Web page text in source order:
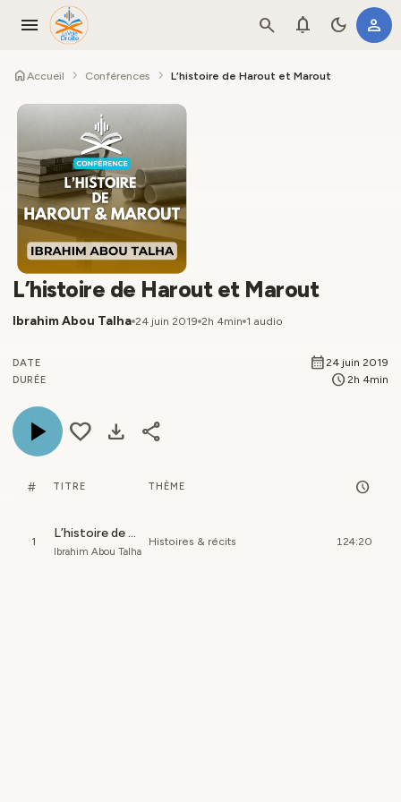
menu search notifications dark_mode person
homeAccueil chevron_right Conférences chevron_right L’histoire de Harout et Marout
L’histoire de Harout et Marout
Ibrahim Abou Talha 24 juin 2019 2h 4min 1 audio
DATE calendar_month24 juin 2019
DURÉE schedule2h 4min
play_arrow favorite download share
# TITRE THÈME schedule
1
L’histoire de Harout et Marout
Ibrahim Abou Talha
Histoires & récits 124:20